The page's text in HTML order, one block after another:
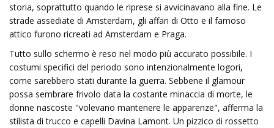
storia, soprattutto quando le riprese si avvicinavano alla fine. Le
strade assediate di Amsterdam, gli affari di Otto e il famoso
attico furono ricreati ad Amsterdam e Praga.
Tutto sullo schermo è reso nel modo più accurato possibile. I
costumi specifici del periodo sono intenzionalmente logori,
come sarebbero stati durante la guerra. Sebbene il glamour
possa sembrare frivolo data la costante minaccia di morte, le
donne nascoste "volevano mantenere le apparenze", afferma la
stilista di trucco e capelli Davina Lamont. Un pizzico di rossetto